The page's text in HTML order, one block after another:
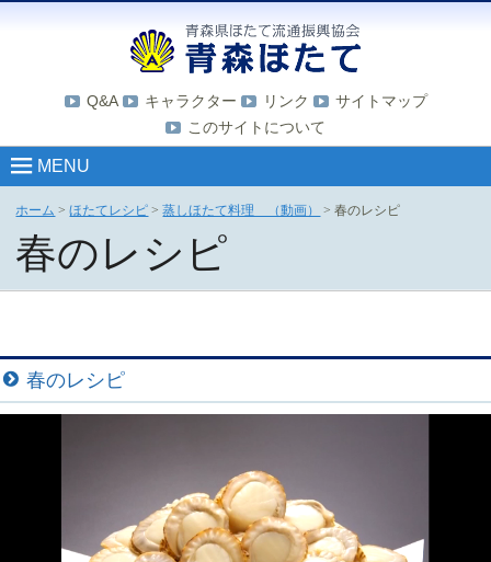
Q&A キャラクター リンク
サイトマップ
このサイトについて
MENU
ホーム >ほたてレシピ >蒸しほたて料理 （動画） >春のレシピ
春のレシピ
春のレシピ